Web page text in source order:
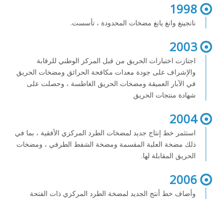
1998
نانجينغ وانغ يانغ مضخات المحدودة ، تأسست.
2003
اجتازت اختبارات الحريق من قبل المركز الوطني للرقابة
والإشراف على جودة معدات مكافحة الحرائق ومضخات الحريق
في الآبار العميقة ومضخات الحريق الغاطسة ، وحصلت على
شهادة منتجات الحريق
2004
استثمر خط إنتاج جديد لمضخات الطرد المركزي الأفقية ، بما في
ذلك مضخة العلبة المقسمة ومضخة الشفط الطرفي ، ومضخات
الحريق المقابلة لها.
2006
وأضاف خط أنتج الجديد لمضخة الطرد المركزي ذات الفتحة